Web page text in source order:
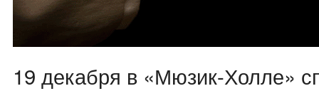
19 декабря в «Мюзик-Холле»